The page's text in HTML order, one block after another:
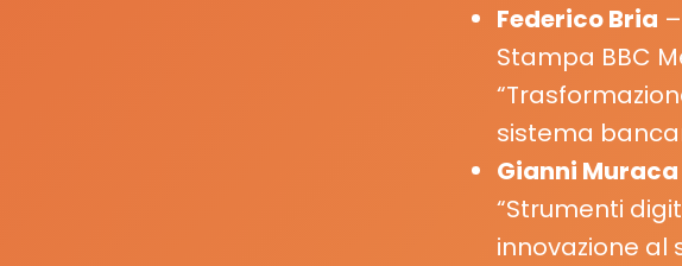
Federico Bria
Stampa BBC
sistema
Gianni Muraca
“Strumenti
innovazione al